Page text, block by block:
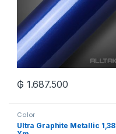
₲ 1.687.500
Color
Ultra Graphite Metallic 1,38